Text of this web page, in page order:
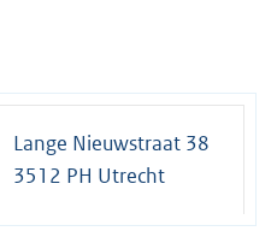
Lange Nieuwstraat 38
3512 PH Utrecht